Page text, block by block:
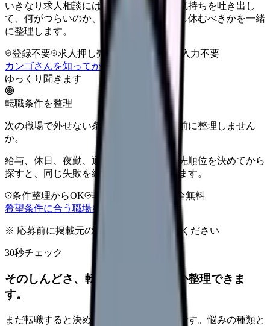
いきなり求人相談には進みません。今の気持ちを吐き出し
て、何がつらいのか、辞めるべきか、少し休むべきかを一緒
に整理します。
登録不要 求人押し売りなし
病院名は入力不要
カンゴさんを知ってから相談する
ゆっくり聞きます
転職条件を整理
次の職場で外せない条件を、求人を見る前に整理しません
か。
給与、休日、夜勤、通勤、人間関係。優先順位を決めてから
探すと、同じ失敗を繰り返しにくくなります。
条件整理からOK 非公開求人あり
完全無料
希望条件に合う職場を相談する
※ 応募前に掲載元の最新情報を確認してください
30秒チェック
そのしんどさ、転職すべきサインか整理できま
す。
まだ転職すると決めていなくても大丈夫です。悩みの種類と